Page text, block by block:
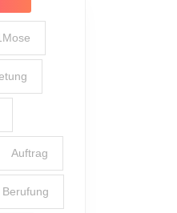
Auftrag
Berufung